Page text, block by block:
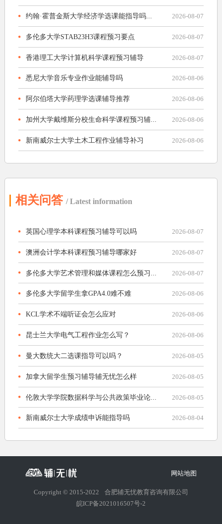
约翰·霍普金斯大学经济学选课能指导吗... 2026-08-07
多伦多大学STAB23H3课程预习要点 2026-08-07
香港理工大学计算机科学课程预习辅导 2026-08-07
悉尼大学音乐专业作业能辅导吗 2026-08-06
阿尔伯塔大学药理学选课辅导推荐 2026-08-06
加州大学戴维斯分校生命科学课程预习辅... 2026-08-06
新南威尔士大学土木工程作业辅导补习 2026-08-06
相关问答 / Latest information
英国心理学本科课程预习辅导可以吗 2026-08-07
澳洲会计学本科课程预习辅导哪家好 2026-08-07
多伦多大学艺术管理和媒体课程怎么预习... 2026-08-07
多伦多大学留学生拿GPA4.0难不难 2026-08-06
KCL学术不端听证会怎么应对 2026-08-06
昆士兰大学电气工程作业怎么写？ 2026-08-06
曼大数统大二选课指导可以吗？ 2026-08-05
加拿大留学生预习辅导辅无忧怎么样 2026-08-05
伦敦大学学院数据科学与公共政策毕业论... 2026-08-05
新南威尔士大学成绩申诉能指导吗 2026-08-04
网站地图
Copyright © 2015-2022
合肥辅无忧教育咨询有限公司
皖ICP备2021016507号-2